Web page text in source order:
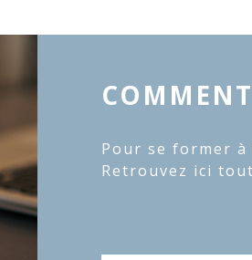
Pour se former
Retrouvez ici